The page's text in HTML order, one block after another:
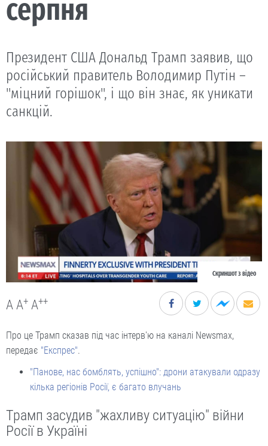
серпня
Президент США Дональд Трамп заявив, що
російський правитель Володимир Путін –
"міцний горішок", і що він знає, як уникати
санкцій.
Скриншот з відео
A A+ A++
Про це Трамп сказав під час інтерв'ю на каналі Newsmax,
передає "Експрес".
"Панове, нас бомблять, успішно": дрони атакували одразу
кілька регіонів Росії, є багато влучань
Трамп засудив "жахливу ситуацію" війни
Росії в Україні